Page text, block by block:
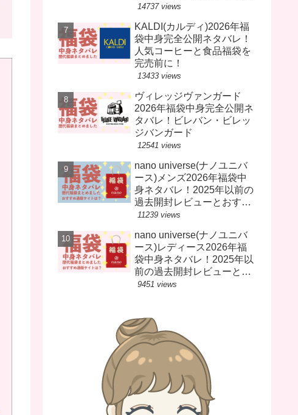
販サイト
14737 views
KALDI(カルディ)2026年福
袋中身完全公開ネタバレ！
人気コーヒーと食品福袋を
完売前に！
13433 views
ヴィレッジヴァンガード
2026年福袋中身完全公開ネ
タバレ！ビレバン・ビレッ
ジバンガード
12541 views
nano universe(ナノユニバ
ース)メンズ2026年福袋中
身ネタバレ！2025年以前の
過去開封レビューとおすす
め通販サイト
11239 views
nano universe(ナノユニバ
ース)レディース2026年福
袋中身ネタバレ！2025年以
前の過去開封レビューとお
すすめ通販サイト
9451 views